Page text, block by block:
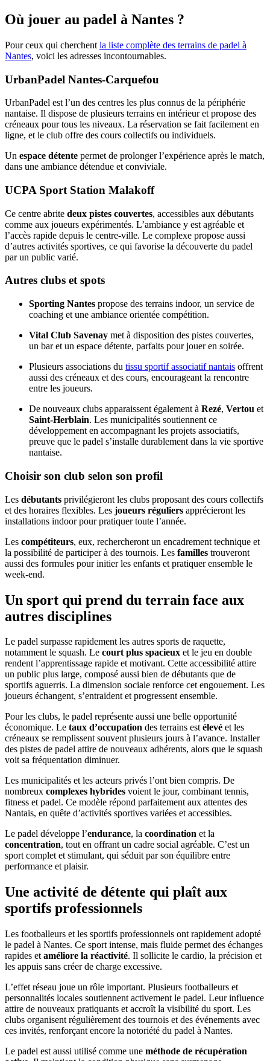
Où jouer au padel à Nantes ?
Pour ceux qui cherchent la liste complète des terrains de padel à
Nantes, voici les adresses incontournables.
UrbanPadel Nantes-Carquefou
UrbanPadel est l’un des centres les plus connus de la périphérie
nantaise. Il dispose de plusieurs terrains en intérieur et propose des
créneaux pour tous les niveaux. La réservation se fait facilement en
ligne, et le club offre des cours collectifs ou individuels.
Un espace détente permet de prolonger l’expérience après le match,
dans une ambiance détendue et conviviale.
UCPA Sport Station Malakoff
Ce centre abrite deux pistes couvertes, accessibles aux débutants
comme aux joueurs expérimentés. L’ambiance y est agréable et
l’accès rapide depuis le centre-ville. Le complexe propose aussi
d’autres activités sportives, ce qui favorise la découverte du padel
par un public varié.
Autres clubs et spots
Sporting Nantes propose des terrains indoor, un service de
coaching et une ambiance orientée compétition.
Vital Club Savenay met à disposition des pistes couvertes,
un bar et un espace détente, parfaits pour jouer en soirée.
Plusieurs associations du tissu sportif associatif nantais offrent
aussi des créneaux et des cours, encourageant la rencontre
entre les joueurs.
De nouveaux clubs apparaissent également à Rezé, Vertou et
Saint-Herblain. Les municipalités soutiennent ce
développement en accompagnant les projets associatifs,
preuve que le padel s’installe durablement dans la vie sportive
nantaise.
Choisir son club selon son profil
Les débutants privilégieront les clubs proposant des cours collectifs
et des horaires flexibles. Les joueurs réguliers apprécieront les
installations indoor pour pratiquer toute l’année.
Les compétiteurs, eux, rechercheront un encadrement technique et
la possibilité de participer à des tournois. Les familles trouveront
aussi des formules pour initier les enfants et pratiquer ensemble le
week-end.
Un sport qui prend du terrain face aux
autres disciplines
Le padel surpasse rapidement les autres sports de raquette,
notamment le squash. Le court plus spacieux et le jeu en double
rendent l’apprentissage rapide et motivant. Cette accessibilité attire
un public plus large, composé aussi bien de débutants que de
sportifs aguerris. La dimension sociale renforce cet engouement. Les
joueurs échangent, s’entraident et progressent ensemble.
Pour les clubs, le padel représente aussi une belle opportunité
économique. Le taux d’occupation des terrains estélevé et les
créneaux se remplissent souvent plusieurs jours à l’avance. Installer
des pistes de padel attire de nouveaux adhérents, alors que le squash
voit sa fréquentation diminuer.
Les municipalités et les acteurs privés l’ont bien compris. De
nombreux complexes hybrides voient le jour, combinant tennis,
fitness et padel. Ce modèle répond parfaitement aux attentes des
Nantais, en quête d’activités sportives variées et accessibles.
Le padel développe l’endurance, la coordination et la
concentration, tout en offrant un cadre social agréable. C’est un
sport complet et stimulant, qui séduit par son équilibre entre
performance et plaisir.
Une activité de détente qui plaît aux
sportifs professionnels
Les footballeurs et les sportifs professionnels ont rapidement adopté
le padel à Nantes. Ce sport intense, mais fluide permet des échanges
rapides et améliore la réactivité. Il sollicite le cardio, la précision et
les appuis sans créer de charge excessive.
L’effet réseau joue un rôle important. Plusieurs footballeurs et
personnalités locales soutiennent activement le padel. Leur influence
attire de nouveaux pratiquants et accroît la visibilité du sport. Les
clubs organisent régulièrement des tournois et des événements avec
ces invités, renforçant encore la notoriété du padel à Nantes.
Le padel est aussi utilisé comme une méthode de récupération